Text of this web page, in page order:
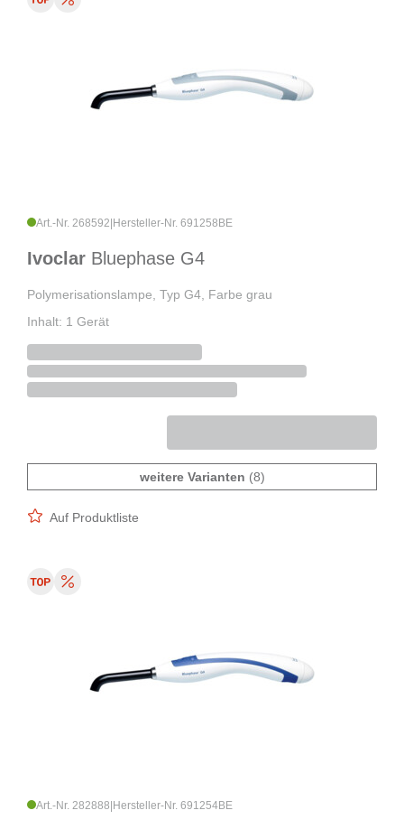
Art.-Nr. 268592 Hersteller-Nr. 691258BE
Ivoclar Bluephase G4
Polymerisationslampe, Typ G4, Farbe grau
Inhalt: 1 Gerät
weitere Varianten (8)
Auf Produktliste
Art.-Nr. 282888 Hersteller-Nr. 691254BE